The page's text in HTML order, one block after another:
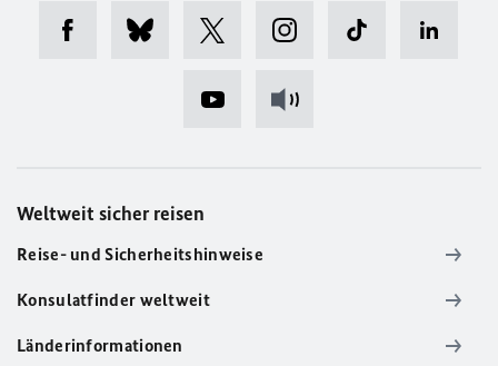
Weltweit sicher reisen
Reise- und Sicherheitshinweise
Konsulatfinder weltweit
Länderinformationen